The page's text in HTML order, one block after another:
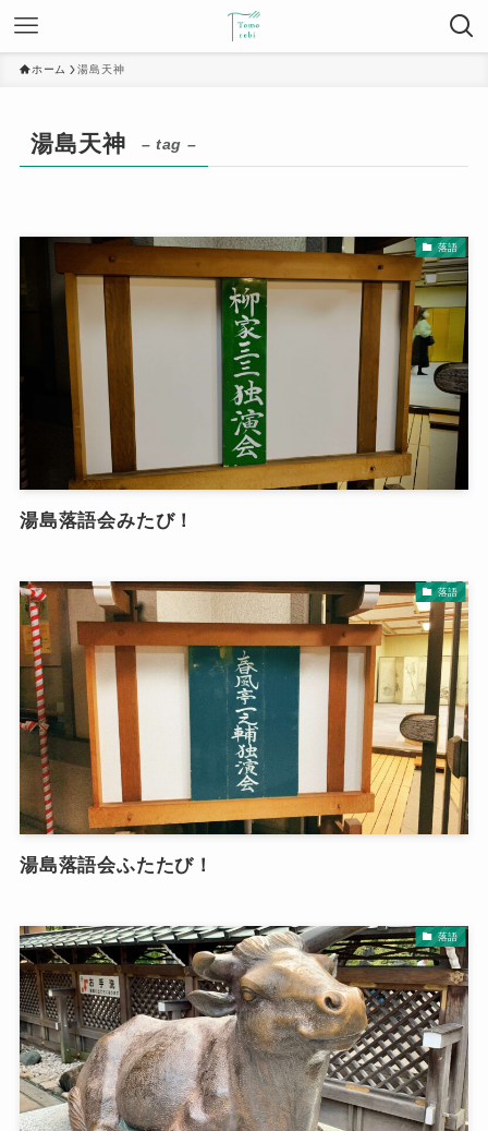
ホーム 湯島天神
湯島天神 – tag –
落語
湯島落語会みたび！
落語
湯島落語会ふたたび！
落語